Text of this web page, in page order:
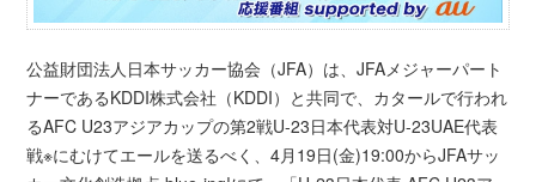
公益財団法人日本サッカー協会（JFA）は、JFAメジャーパート
ナーであるKDDI株式会社（KDDI）と共同で、カタールで行われ
るAFC U23アジアカップの第2戦U-23日本代表対U-23UAE代表
戦※にむけてエールを送るべく、4月19日(金)19:00からJFAサッ